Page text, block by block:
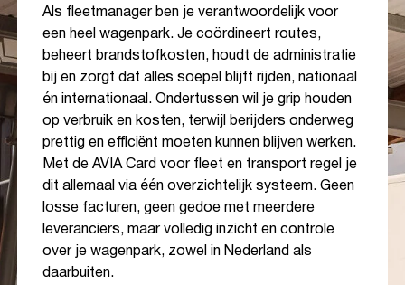
Als fleetmanager ben je verantwoordelijk voor
een heel wagenpark. Je coördineert routes,
beheert brandstofkosten, houdt de administratie
bij en zorgt dat alles soepel blijft rijden, nationaal
én internationaal. Ondertussen wil je grip houden
op verbruik en kosten, terwijl berijders onderweg
prettig en efficiënt moeten kunnen blijven werken.
Met de AVIA Card voor fleet en transport regel je
dit allemaal via één overzichtelijk systeem. Geen
losse facturen, geen gedoe met meerdere
leveranciers, maar volledig inzicht en controle
over je wagenpark, zowel in Nederland als
daarbuiten.